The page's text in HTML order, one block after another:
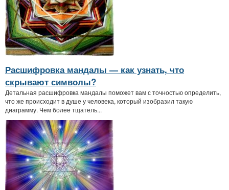
Расшифровка мандалы — как узнать, что
скрывают символы?
Детальная расшифровка мандалы поможет вам с точностью определить,
что же происходит в душе у человека, который изобразил такую
диаграмму. Чем более тщатель...